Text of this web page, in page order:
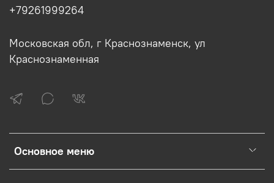
Основное меню
+79261999264
Московская обл, г Краснознаменск, ул
Краснознаменная